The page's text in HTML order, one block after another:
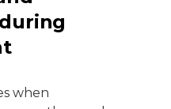
when